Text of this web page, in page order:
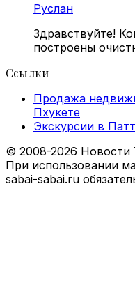
Руслан
Здравствуйте!
построены
Ссылки
Продажа
Пхукете
Экскурсии в
© 2008-2026 Новости
При использовании
sabai-sabai.ru